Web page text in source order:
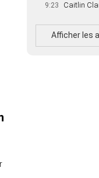
9:23
Caitlin
Afficher les